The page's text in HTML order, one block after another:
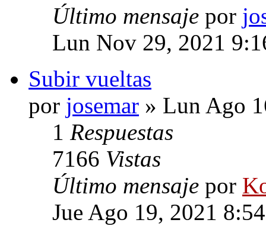
Último mensaje por
Lun Nov 29, 2021
Subir vueltas
por josemar » Lun Ago
1 Respuestas
7166 Vistas
Último mensaje por
Jue Ago 19, 2021